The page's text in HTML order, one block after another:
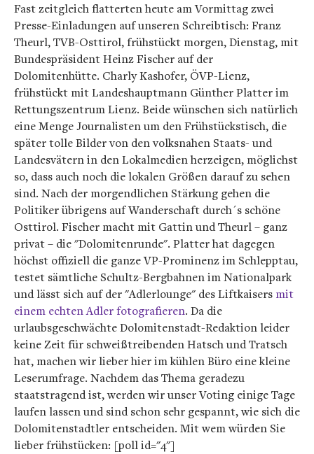
Fast zeitgleich flatterten heute am Vormittag zwei
Presse-Einladungen auf unseren Schreibtisch: Franz
Theurl, TVB-Osttirol, frühstückt morgen, Dienstag, mit
Bundespräsident Heinz Fischer auf der
Dolomitenhütte. Charly Kashofer, ÖVP-Lienz,
frühstückt mit Landeshauptmann Günther Platter im
Rettungszentrum Lienz. Beide wünschen sich natürlich
eine Menge Journalisten um den Frühstückstisch, die
später tolle Bilder von den volksnahen Staats- und
Landesvätern in den Lokalmedien herzeigen, möglichst
so, dass auch noch die lokalen Größen darauf zu sehen
sind. Nach der morgendlichen Stärkung gehen die
Politiker übrigens auf Wanderschaft durch´s schöne
Osttirol. Fischer macht mit Gattin und Theurl – ganz
privat – die "Dolomitenrunde". Platter hat dagegen
höchst offiziell die ganze VP-Prominenz im Schlepptau,
testet sämtliche Schultz-Bergbahnen im Nationalpark
und lässt sich auf der "Adlerlounge" des Liftkaisers mit
einem echten Adler fotografieren. Da die
urlaubsgeschwächte Dolomitenstadt-Redaktion leider
keine Zeit für schweißtreibenden Hatsch und Tratsch
hat, machen wir lieber hier im kühlen Büro eine kleine
Leserumfrage. Nachdem das Thema geradezu
staatstragend ist, werden wir unser Voting einige Tage
laufen lassen und sind schon sehr gespannt, wie sich die
Dolomitenstadtler entscheiden. Mit wem würden Sie
lieber frühstücken: [poll id="4"]